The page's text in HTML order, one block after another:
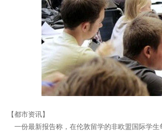
【都市资讯】
一份最新报告称，在伦敦留学的非欧盟国际学生